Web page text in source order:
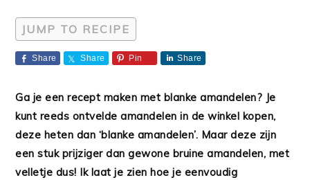
JUMP TO RECIPE
Share Share Pin Share
Ga je een recept maken met blanke amandelen? Je
kunt reeds ontvelde amandelen in de winkel kopen,
deze heten dan ‘blanke amandelen’. Maar deze zijn
een stuk prijziger dan gewone bruine amandelen, met
velletje dus! Ik laat je zien hoe je eenvoudig